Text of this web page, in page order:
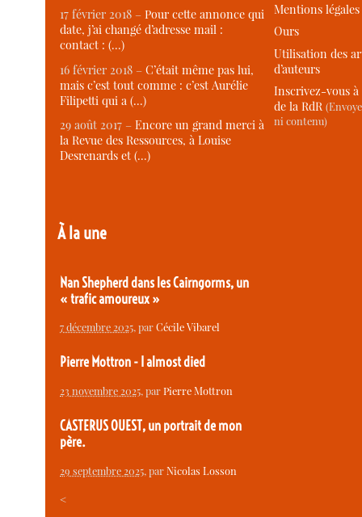
17 février 2018 –Pour cette annonce qui
date, j’ai changé d’adresse mail :
contact : (…)
16 février 2018 –C’était même pas lui,
mais c’est tout comme : c’est Aurélie
Filipetti qui a (…)
29 août 2017 –Encore un grand merci à
la Revue des Ressources, à Louise
Desrenards et (…)
À la une
Nan Shepherd dans les Cairngorms, un
« trafic amoureux »
7 décembre 2025, parCécile Vibarel
Pierre Mottron - I almost died
23 novembre 2025, parPierre Mottron
CASTERUS OUEST, un portrait de mon
père.
29 septembre 2025, parNicolas Losson
<
Mentions légales
Ours
Utilisation des
d’auteurs
Inscrivez-vous
de la RdR
ni contenu)